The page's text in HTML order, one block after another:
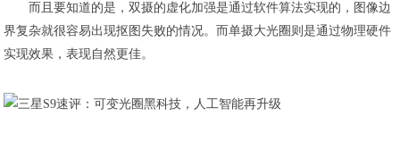
而且要知道的是，双摄的虚化加强是通过软件算法实现的，图像边
界复杂就很容易出现抠图失败的情况。而单摄大光圈则是通过物理硬件
实现效果，表现自然更佳。